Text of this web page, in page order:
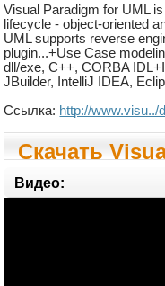
Visual Paradigm for UML
lifecycle - object-oriented
UML supports reverse
plugin...+Use Case
dll/exe, C++, CORBA
JBuilder, IntelliJ IDEA,
Ссылка: http://www.visu../
Скачать
(Community
Видео: